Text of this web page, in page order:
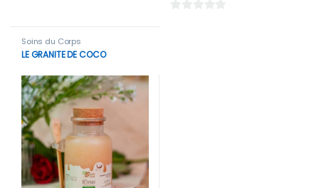
u
r
Soins du Corps
LE GRANITE DE COCO